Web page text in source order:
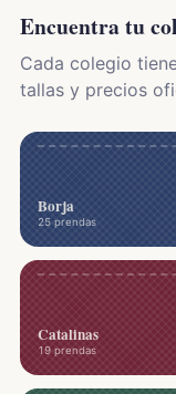
Encuentra tu
Cada colegio
tallas y precios
Borja
25 prendas
Catalinas
19 prendas